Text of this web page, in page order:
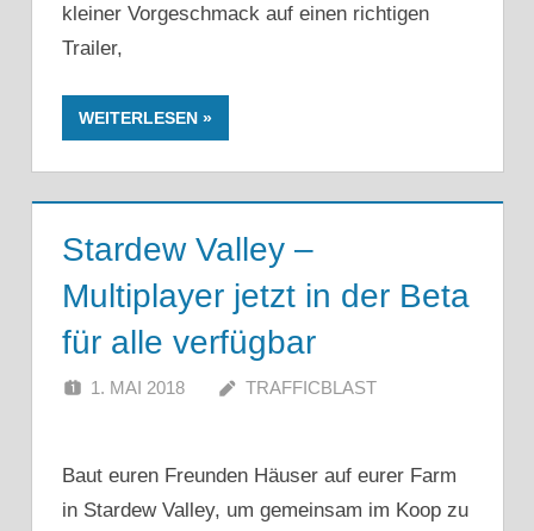
kleiner Vorgeschmack auf einen richtigen
Trailer,
WEITERLESEN
Stardew Valley –
Multiplayer jetzt in der Beta
für alle verfügbar
1. MAI 2018 TRAFFICBLAST
Baut euren Freunden Häuser auf eurer Farm
in Stardew Valley, um gemeinsam im Koop zu